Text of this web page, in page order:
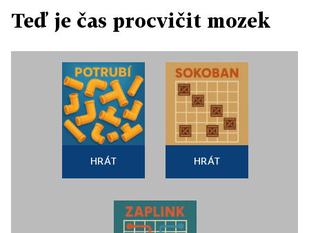
Teď je čas procvičit mozek
HRÁT HRÁT